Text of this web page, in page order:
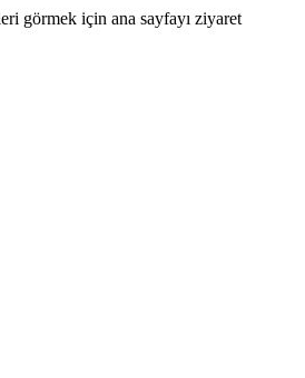
görmek için ana sayfayı ziyaret